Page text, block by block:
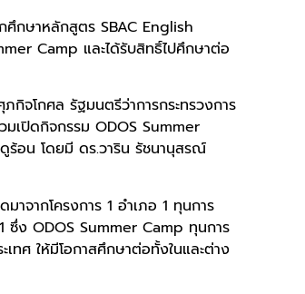
ศึกษาหลักสูตร SBAC English
Camp และได้รับสิทธิ์ไปศึกษาต่อ
จโกศล รัฐมนตรีว่าการกระทรวงการ
เปิดกิจกรรม ODOS Summer
ร้อน โดยมี ดร.วาริน รัชนานุสรณ์
จากโครงการ 1 อำเภอ 1 ทุนการ
ซึ่ง ODOS Summer Camp ทุนการ
ทศ ให้มีโอกาสศึกษาต่อทั้งในและต่าง